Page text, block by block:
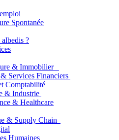
Spontanée
?
& Immobilier
Services Financiers
Comptabilité
& Industrie
& Healthcare
& Supply Chain
Humaines